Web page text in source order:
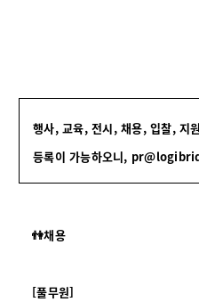
행사, 교육, 전시, 채용, 입찰, 지
등록이 가능하오니,
👫채용
[풀무원]